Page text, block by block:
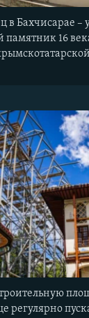
в Бахчисарае –
памятник 16
регулярно